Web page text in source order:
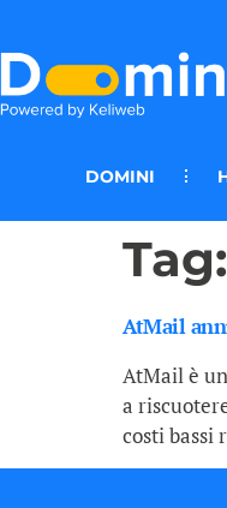
DOMINI
Tag:
AtMail
AtMail è
a
costi bassi